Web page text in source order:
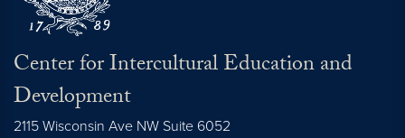
Center for Intercultural Education and
Development
2115 Wisconsin Ave NW Suite 6052